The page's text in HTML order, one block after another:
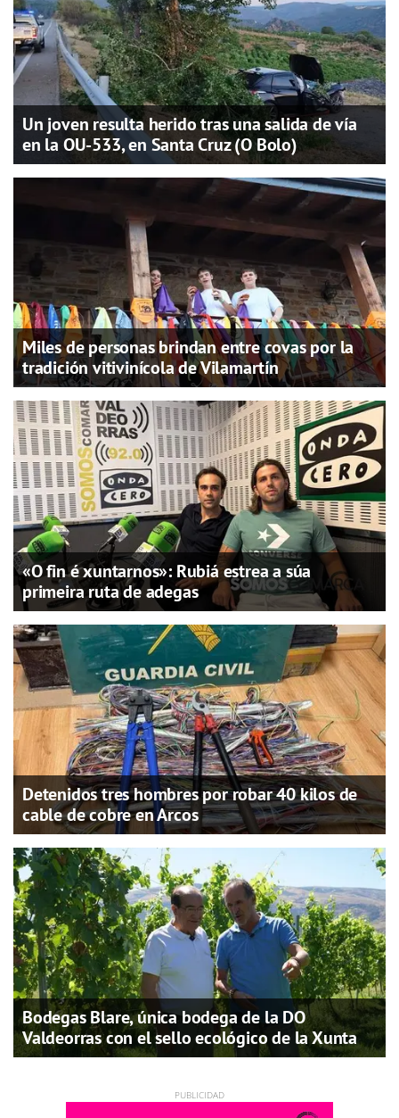
Un joven resulta herido tras una salida de vía
en la OU-533, en Santa Cruz (O Bolo)
Miles de personas brindan entre covas por la
tradición vitivinícola de Vilamartín
«O fin é xuntarnos»: Rubiá estrea a súa
primeira ruta de adegas
Detenidos tres hombres por robar 40 kilos de
cable de cobre en Arcos
Bodegas Blare, única bodega de la DO
Valdeorras con el sello ecológico de la Xunta